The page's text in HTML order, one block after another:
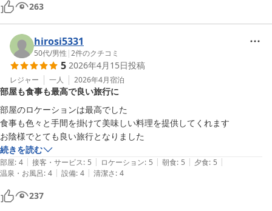
263
hirosi5331
50代/男性 |2件のクチコミ
5 2026年4月15日投稿
レジャー 一人 2026年4月宿泊
部屋も食事も最高で良い旅行に
部屋のロケーションは最高でした
食事も色々と手間を掛けて美味しい料理を提供してくれます
お陰様でとても良い旅行となりました
続きを読む
部屋: 4 | 接客・サービス: 5 | ロケーション: 5 | 朝食: 5 | 夕食: 5 |
温泉・お風呂: 4 | 設備: 4 | 清潔さ: 4
237